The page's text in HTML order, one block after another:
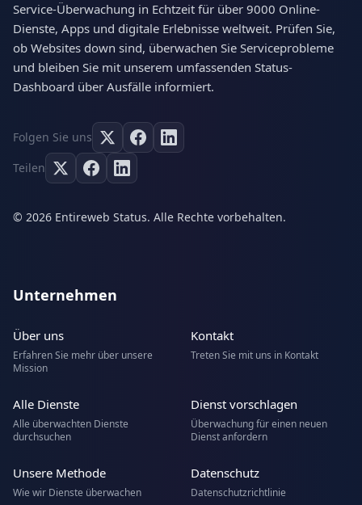
Service-Überwachung in Echtzeit für über 9000 Online-
Dienste, Apps und digitale Erlebnisse weltweit. Prüfen Sie,
ob Websites down sind, überwachen Sie Serviceprobleme
und bleiben Sie mit unserem umfassenden Status-
Dashboard über Ausfälle informiert.
Folgen Sie uns
Teilen
© 2026 Entireweb Status. Alle Rechte vorbehalten.
Unternehmen
Über uns
Erfahren Sie mehr über unsere
Mission
Kontakt
Treten Sie mit uns in Kontakt
Alle Dienste
Alle überwachten Dienste
durchsuchen
Dienst vorschlagen
Überwachung für einen neuen
Dienst anfordern
Unsere Methode
Wie wir Dienste überwachen
Datenschutz
Datenschutzrichtlinie